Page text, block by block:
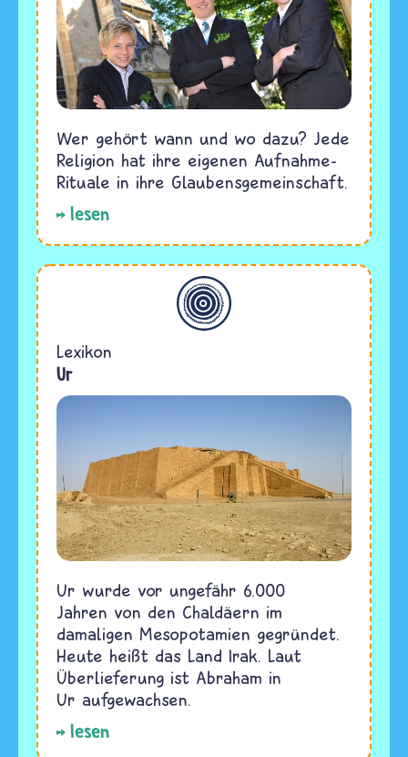
Wer gehört wann und wo dazu? Jede
Religion hat ihre eigenen Aufnahme-
Rituale in ihre Glaubensgemeinschaft.
lesen
Allgemein
Lexikon
Ur
Ur wurde vor ungefähr 6.000
Jahren von den Chaldäern im
damaligen Mesopotamien gegründet.
Heute heißt das Land Irak. Laut
Überlieferung ist Abraham in
Ur aufgewachsen.
lesen